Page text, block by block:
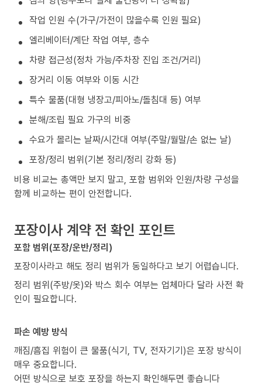
작업 인원 수(가구/가전이 많을수록 인원 필요)
엘리베이터/계단 작업 여부, 층수
차량 접근성(정차 가능/주차장 진입 조건/거리)
장거리 이동 여부와 이동 시간
특수 물품(대형 냉장고/피아노/돌침대 등) 여부
분해/조립 필요 가구의 비중
수요가 몰리는 날짜/시간대 여부(주말/월말/손 없는 날)
포장/정리 범위(기본 정리/정리 강화 등)
비용 비교는 총액만 보지 말고, 포함 범위와 인원/차량 구성을
함께 비교하는 편이 안전합니다.
포장이사 계약 전 확인 포인트
포함 범위(포장/운반/정리)
포장이사라고 해도 정리 범위가 동일하다고 보기 어렵습니다.
정리 범위(주방/옷)와 박스 회수 여부는 업체마다 달라 사전 확
인이 필요합니다.
파손 예방 방식
깨짐/흠집 위험이 큰 물품(식기, TV, 전자기기)은 포장 방식이
매우 중요합니다.
어떤 방식으로 보호 포장을 하는지 확인해두면 좋습니다